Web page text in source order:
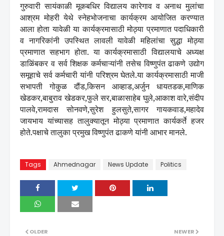
गुरुवारी सायंकाळी मूकबधिर विद्यालय कारेगाव व अनाथ मुलांचा
आश्रम मोहरी येथे स्नेहभोजनाचा कार्यक्रम आयोजित करण्यात
आला होता यावेळी या कार्यक्रमासाठी मोठ्या प्रमाणात पदाधिकारी
व नागरिकांनी उपस्थित लावली यावेळी महिलांचा सुद्धा मोठ्या
प्रमाणात सहभाग होता. या कार्यक्रमासाठी विद्यालयाचे अध्यक्ष
डाळिंबकर व सर्व शिक्षक कर्मचाऱ्यांनी तसेच विष्णुपंत ढाकणे उद्योग
समूहाचे सर्व कर्मचारी यांनी परिश्रम घेतले.या कार्यक्रमासाठी माजी
सभापती गोकुळ दौंड,किसन आव्हाड,अर्जुन धायतडक,माणिक
खेडकर,बाबुराव खेडकर,फुले सर,बाळासाहेब घुले,आकाश वारे,संदीप
पालवे,रामदास सोनवणे,सुरेश हुलसुते,सागर गायकवाड,महादेव
जायभाय यांच्यासह तालुक्यातून मोठ्या प्रमाणात कार्यकर्ते हजर
होते.पक्षाचे तालुका प्रमुख विष्णुपंत ढाकणे यांनी आभार मानले.
Tags Ahmednagar News Update Politics
NEWER
OLDER